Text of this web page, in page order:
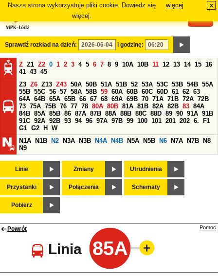
Nasza strona wykorzystuje pliki cookie. Dowiedz się
więcej.
więcej x
Sprawdź rozkład na dzień: i godzinę:
Z Z1 Z2 0 1 2 3 4 5 6 7 8 9 10A 10B 11 12 13 14 15 16
41 43 45
Z3 Z6 Z13 Z43 50A 50B 51A 51B 52 53A 53C 53B 54B 55A
55B 55C 56 57 58A 58B 59 60A 60B 60C 60D 61 62 63
64A 64B 65A 65B 66 67 68 69A 69B 70 71A 71B 72A 72B
73 75A 75B 76 77 78 80A 80B 81A 81B 82A 82B 83 84A
84B 85A 85B 86 87A 87B 88A 88B 88C 88D 89 90 91A 91B
91C 92A 92B 93 94 96 97A 97B 99 100 101 201 202 6.
F1
G1 G2 H
W
N1A
N1B N2 N3A N3B N4A N4B N5A N5B N6 N7A N7B
N8
N9
Linie Zmiany Utrudnienia
Przystanki Połączenia Schematy
Pobierz
Powrót
Linia 85A
Pomoc